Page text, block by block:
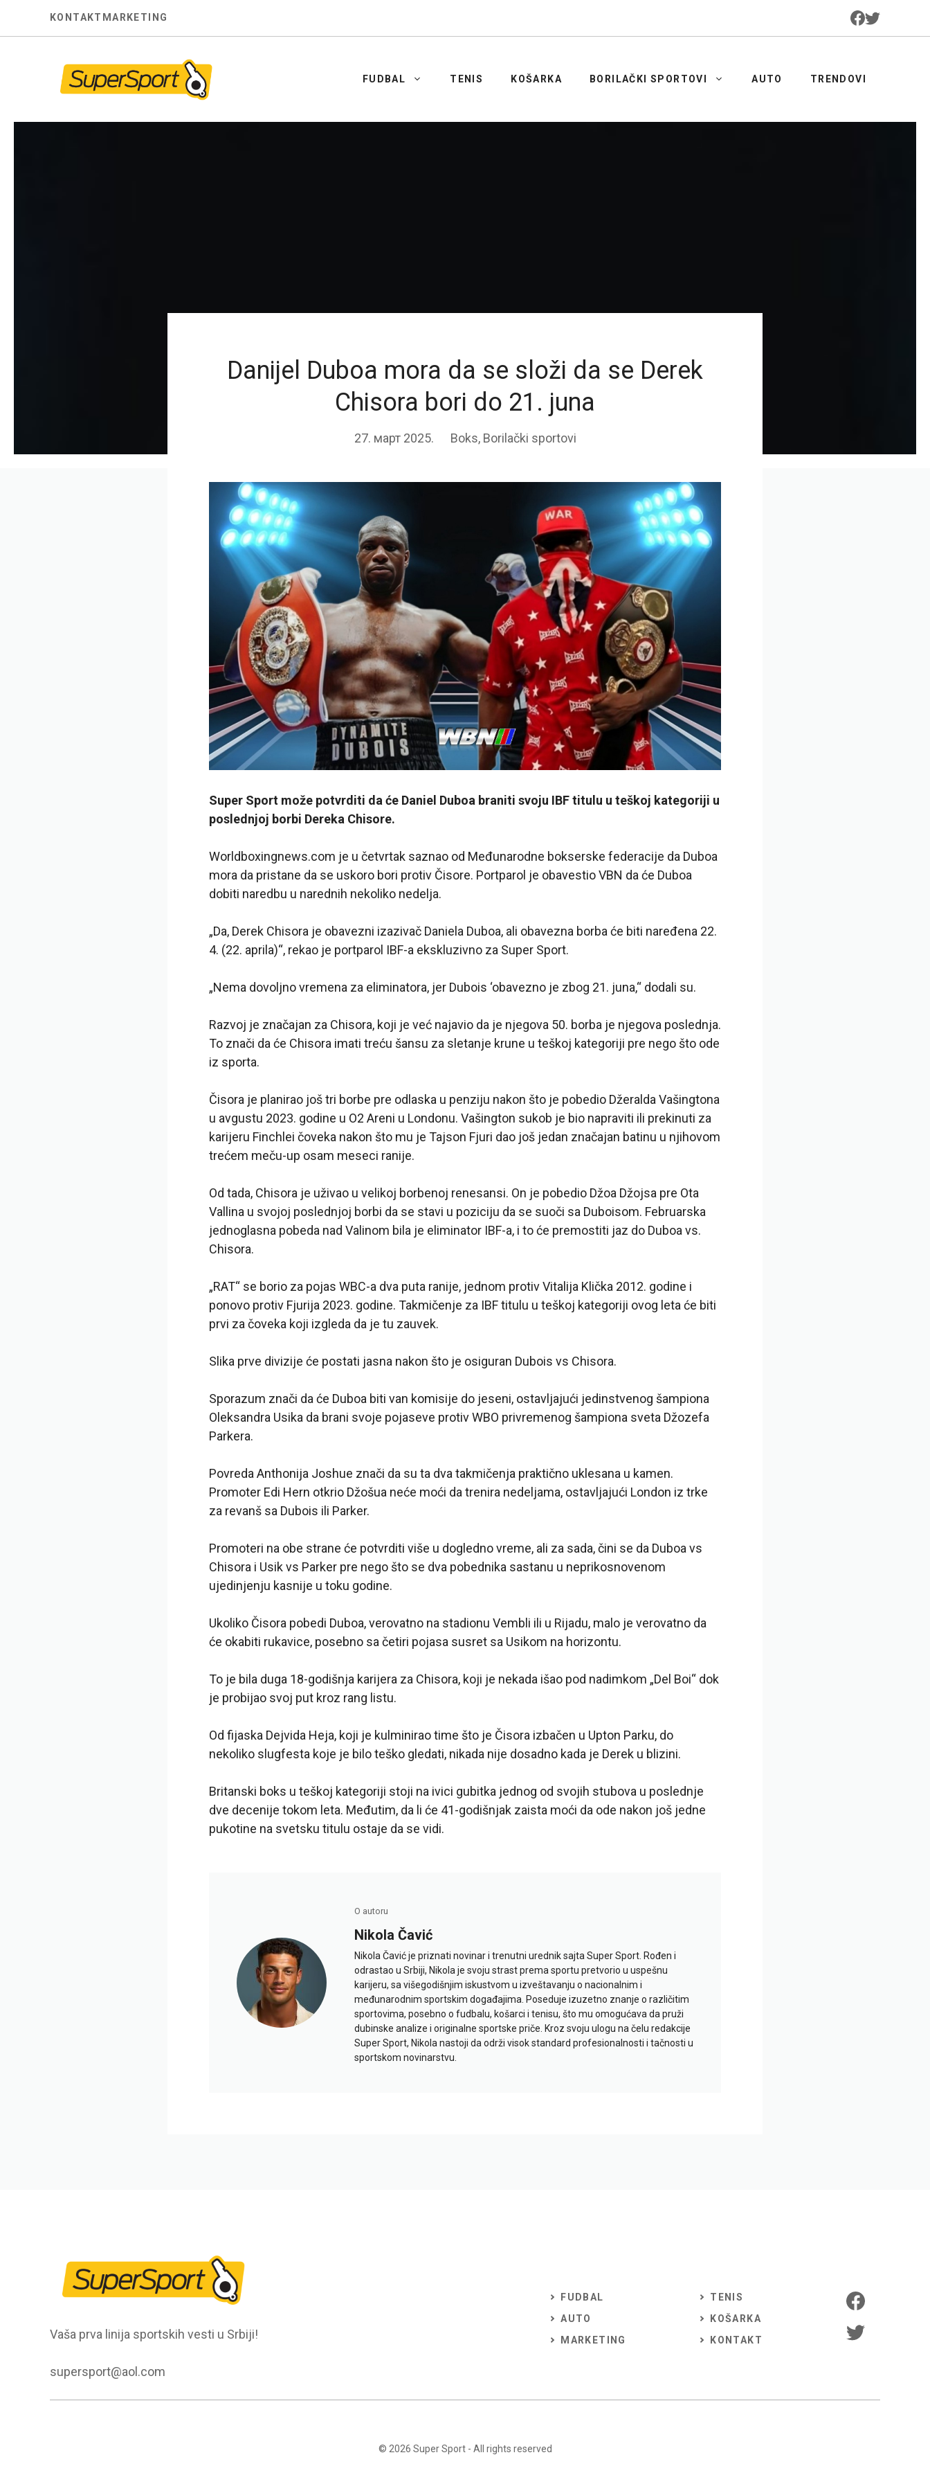
KONTAKT MARKETING
FUDBAL TENIS KOŠARKA BORILAČKI SPORTOVI AUTO TRENDOVI
Danijel Duboa mora da se složi da se Derek
Chisora bori do 21. juna
27. март 2025. Boks, Borilački sportovi
Super Sport može potvrditi da će Daniel Duboa braniti svoju IBF titulu u teškoj kategoriji u
poslednjoj borbi Dereka Chisore.
Worldboxingnews.com je u četvrtak saznao od Međunarodne bokserske federacije da Duboa
mora da pristane da se uskoro bori protiv Čisore. Portparol je obavestio VBN da će Duboa
dobiti naredbu u narednih nekoliko nedelja.
„Da, Derek Chisora je obavezni izazivač Daniela Duboa, ali obavezna borba će biti naređena 22.
4. (22. aprila)“, rekao je portparol IBF-a ekskluzivno za Super Sport.
„Nema dovoljno vremena za eliminatora, jer Dubois ‘obavezno je zbog 21. juna,“ dodali su.
Razvoj je značajan za Chisora, koji je već najavio da je njegova 50. borba je njegova poslednja.
To znači da će Chisora imati treću šansu za sletanje krune u teškoj kategoriji pre nego što ode
iz sporta.
Čisora je planirao još tri borbe pre odlaska u penziju nakon što je pobedio Džeralda Vašingtona
u avgustu 2023. godine u O2 Areni u Londonu. Vašington sukob je bio napraviti ili prekinuti za
karijeru Finchlei čoveka nakon što mu je Tajson Fjuri dao još jedan značajan batinu u njihovom
trećem meču-up osam meseci ranije.
Od tada, Chisora je uživao u velikoj borbenoj renesansi. On je pobedio Džoa Džojsa pre Ota
Vallina u svojoj poslednjoj borbi da se stavi u poziciju da se suoči sa Duboisom. Februarska
jednoglasna pobeda nad Valinom bila je eliminator IBF-a, i to će premostiti jaz do Duboa vs.
Chisora.
„RAT“ se borio za pojas WBC-a dva puta ranije, jednom protiv Vitalija Klička 2012. godine i
ponovo protiv Fjurija 2023. godine. Takmičenje za IBF titulu u teškoj kategoriji ovog leta će biti
prvi za čoveka koji izgleda da je tu zauvek.
Slika prve divizije će postati jasna nakon što je osiguran Dubois vs Chisora.
Sporazum znači da će Duboa biti van komisije do jeseni, ostavljajući jedinstvenog šampiona
Oleksandra Usika da brani svoje pojaseve protiv WBO privremenog šampiona sveta Džozefa
Parkera.
Povreda Anthonija Joshue znači da su ta dva takmičenja praktično uklesana u kamen.
Promoter Edi Hern otkrio Džošua neće moći da trenira nedeljama, ostavljajući London iz trke
za revanš sa Dubois ili Parker.
Promoteri na obe strane će potvrditi više u dogledno vreme, ali za sada, čini se da Duboa vs
Chisora i Usik vs Parker pre nego što se dva pobednika sastanu u neprikosnovenom
ujedinjenju kasnije u toku godine.
Ukoliko Čisora pobedi Duboa, verovatno na stadionu Vembli ili u Rijadu, malo je verovatno da
će okabiti rukavice, posebno sa četiri pojasa susret sa Usikom na horizontu.
To je bila duga 18-godišnja karijera za Chisora, koji je nekada išao pod nadimkom „Del Boi“ dok
je probijao svoj put kroz rang listu.
Od fijaska Dejvida Heja, koji je kulminirao time što je Čisora izbačen u Upton Parku, do
nekoliko slugfesta koje je bilo teško gledati, nikada nije dosadno kada je Derek u blizini.
Britanski boks u teškoj kategoriji stoji na ivici gubitka jednog od svojih stubova u poslednje
dve decenije tokom leta. Međutim, da li će 41-godišnjak zaista moći da ode nakon još jedne
pukotine na svetsku titulu ostaje da se vidi.
O autoru
Nikola Čavić
Nikola Čavić je priznati novinar i trenutni urednik sajta Super Sport. Rođen i
odrastao u Srbiji, Nikola je svoju strast prema sportu pretvorio u uspešnu
karijeru, sa višegodišnjim iskustvom u izveštavanju o nacionalnim i
međunarodnim sportskim događajima. Poseduje izuzetno znanje o različitim
sportovima, posebno o fudbalu, košarci i tenisu, što mu omogućava da pruži
dubinske analize i originalne sportske priče. Kroz svoju ulogu na čelu redakcije
Super Sport, Nikola nastoji da održi visok standard profesionalnosti i tačnosti u
sportskom novinarstvu.
Vaša prva linija sportskih vesti u Srbiji!
supersport@aol.com
FUDBAL
AUTO
MARKETING
TENIS
KOŠARKA
KONTAKT
© 2026 Super Sport- All rights reserved